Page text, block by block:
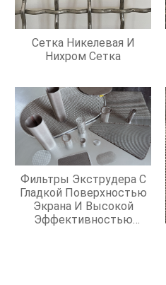
Сетка Никелевая И
Нихром Сетка
Фильтры Экструдера С
Гладкой Поверхностью
Экрана И Высокой
Эффективностью